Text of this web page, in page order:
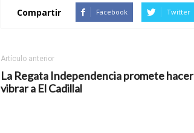
Compartir Facebook Twitter
Artículo anterior
La Regata Independencia promete hacer
vibrar a El Cadillal